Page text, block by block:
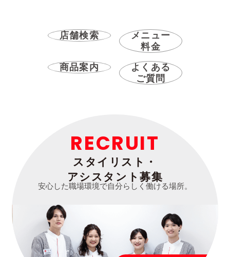
店舗検索
メニュー
料金
商品案内
よくある
ご質問
RECRUIT
スタイリスト・
アシスタント募集
安心した職場環境で自分らしく働ける場所。